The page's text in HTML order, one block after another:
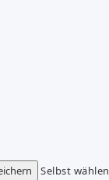
Selbst wählen